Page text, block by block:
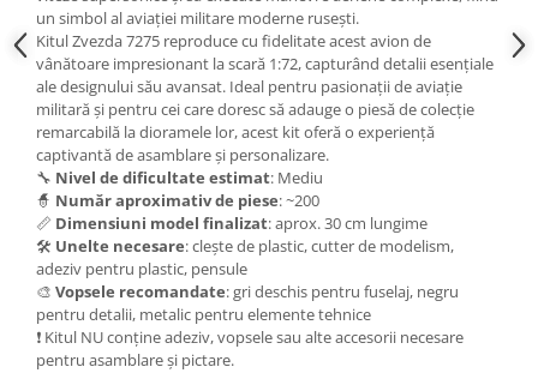
Vallejo Auxiliaries
Vallejo Acrylic Textures
Vopsea la sticluta
Vallejo Liquid Gold
Vallejo Surface Primer
Vallejo Weathering Effects
Vallejo Model Wash
Vallejo Metal Color
AK Interactive
Vopsea Chrome
Creioane Weathering
un simbol al aviației militare moderne rusești.
Kitul Zvezda 7275 reproduce cu fidelitate acest avion de
vânătoare impresionant la scară 1:72, capturând detalii esențiale
ale designului său avansat. Ideal pentru pasionații de aviație
militară și pentru cei care doresc să adauge o piesă de colecție
remarcabilă la dioramele lor, acest kit oferă o experiență
captivantă de asamblare și personalizare.
🔧 Nivel de dificultate estimat: Mediu
🧙 Număr aproximativ de piese: ~200
📏 Dimensiuni model finalizat: aprox. 30 cm lungime
🛠️ Unelte necesare: clește de plastic, cutter de modelism,
adeziv pentru plastic, pensule
🎨 Vopsele recomandate: gri deschis pentru fuselaj, negru
pentru detalii, metalic pentru elemente tehnice
❗ Kitul NU conține adeziv, vopsele sau alte accesorii necesare
pentru asamblare și pictare.